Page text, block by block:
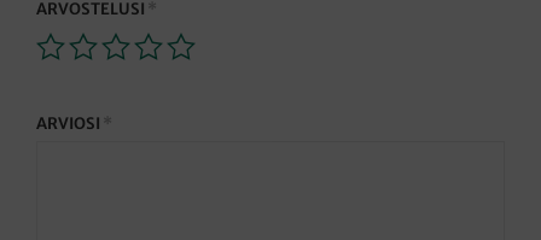
ARVOSTELUSI *
ARVIOSI *